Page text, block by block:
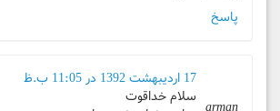
پاسخ
arman
17 اردیبهشت 1392 در 11:05 ب.ظ
سلام خداقوت